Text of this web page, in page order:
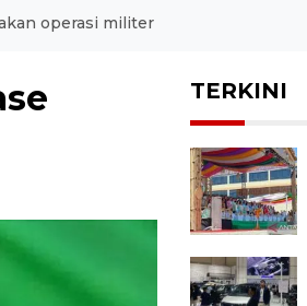
operasi militer
TERKINI